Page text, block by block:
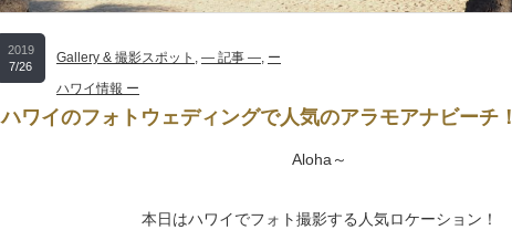
2019
7/26
Gallery & 撮影スポット , ― 記事 ―, ー
ハワイ情報 ー
ハワイのフォトウェディングで人気のアラモアナビーチ！
Aloha～
本日はハワイでフォト撮影する人気ロケーション！